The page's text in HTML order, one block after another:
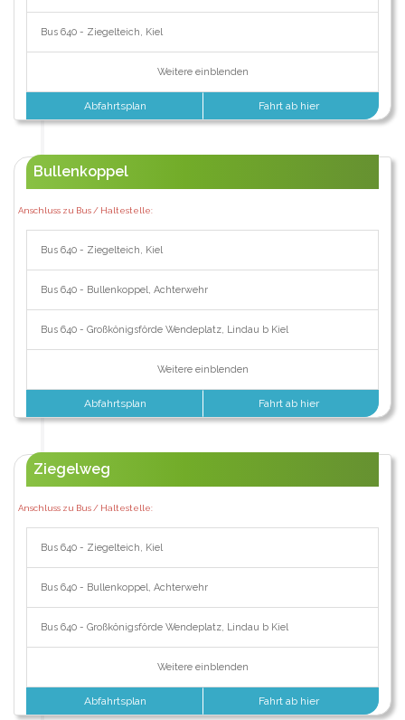
Bus 640 - Ziegelteich, Kiel
Weitere einblenden
Abfahrtsplan Fahrt ab hier
Bullenkoppel
Anschluss zu Bus / Haltestelle:
Bus 640 - Ziegelteich, Kiel
Bus 640 - Bullenkoppel, Achterwehr
Bus 640 - Großkönigsförde Wendeplatz, Lindau b Kiel
Weitere einblenden
Abfahrtsplan Fahrt ab hier
Ziegelweg
Anschluss zu Bus / Haltestelle:
Bus 640 - Ziegelteich, Kiel
Bus 640 - Bullenkoppel, Achterwehr
Bus 640 - Großkönigsförde Wendeplatz, Lindau b Kiel
Weitere einblenden
Abfahrtsplan Fahrt ab hier